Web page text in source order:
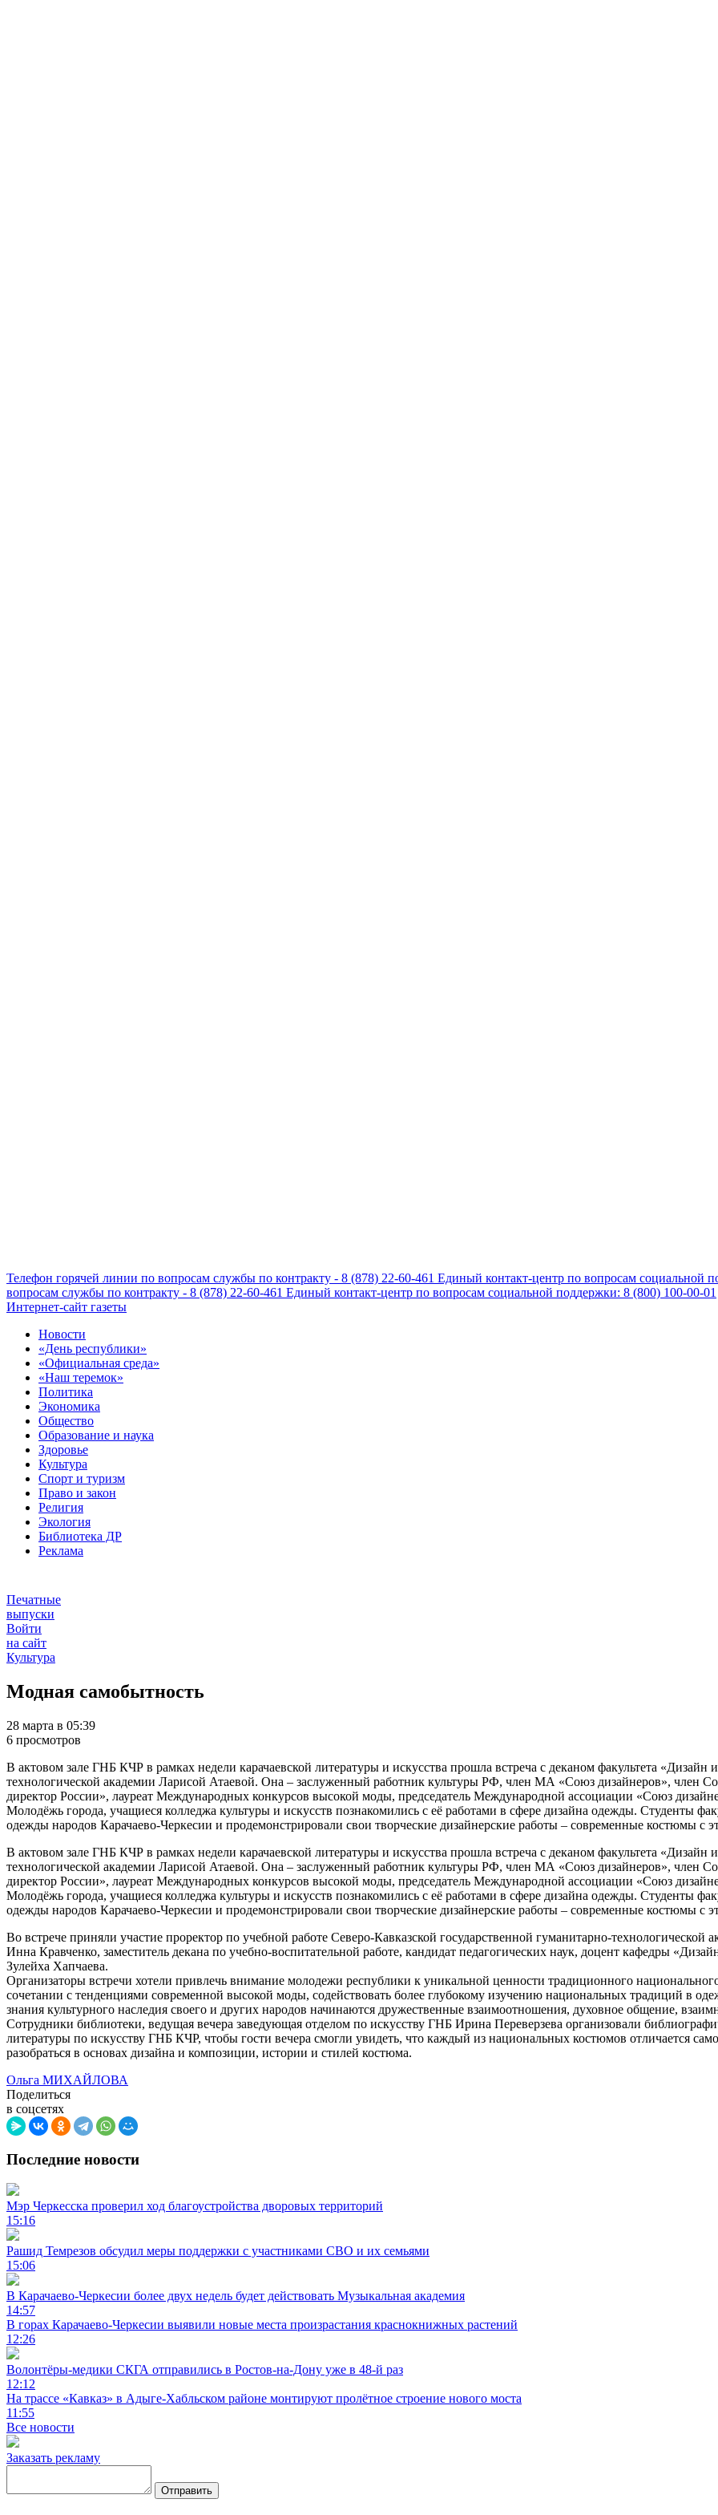
Телефон горячей линии по вопросам службы по контракту - 8 (878) 22-60-461 Единый контакт-центр по вопросам социальной
вопросам службы по контракту - 8 (878) 22-60-461 Единый контакт-центр по вопросам социальной поддержки: 8 (800) 100-00-01
Интернет-сайт газеты
Новости
«День республики»
«Официальная среда»
«Наш теремок»
Политика
Экономика
Общество
Образование и наука
Здоровье
Культура
Спорт и туризм
Право и закон
Религия
Экология
Библиотека ДР
Реклама
Печатные
выпуски
Войти
на сайт
Культура
Модная самобытность
28 марта в 05:39
6 просмотров
В актовом зале ГНБ КЧР в рамках недели карачаевской литературы и искусства прошла встреча с деканом факультета «Дизайн
технологической академии Ларисой Атаевой. Она – заслуженный работник культуры РФ, член МА «Союз дизайнеров», член
директор России», лауреат Международных конкурсов высокой моды, председатель Международной ассоциации «Союз
Молодёжь города, учащиеся колледжа культуры и искусств познакомились с её работами в сфере дизайна одежды. Студенты
одежды народов Карачаево-Черкесии и продемонстрировали свои творческие дизайнерские работы – современные костюмы с
В актовом зале ГНБ КЧР в рамках недели карачаевской литературы и искусства прошла встреча с деканом факультета «Дизайн
технологической академии Ларисой Атаевой. Она – заслуженный работник культуры РФ, член МА «Союз дизайнеров», член
директор России», лауреат Международных конкурсов высокой моды, председатель Международной ассоциации «Союз
Молодёжь города, учащиеся колледжа культуры и искусств познакомились с её работами в сфере дизайна одежды. Студенты
одежды народов Карачаево-Черкесии и продемонстрировали свои творческие дизайнерские работы – современные костюмы с
Во встрече приняли участие проректор по учебной работе Северо-Кавказской государственной гуманитарно-технологической
Инна Кравченко, заместитель декана по учебно-воспитательной работе, кандидат педагогических наук, доцент кафедры
Зулейха Хапчаева.
Организаторы встречи хотели привлечь внимание молодежи республики к уникальной ценности традиционного
сочетании с тенденциями современной высокой моды, содействовать более глубокому изучению национальных традиций в
знания культурного наследия своего и других народов начинаются дружественные взаимоотношения, духовное общение,
Сотрудники библиотеки, ведущая вечера заведующая отделом по искусству ГНБ Ирина Переверзева организовали
литературы по искусству ГНБ КЧР, чтобы гости вечера смогли увидеть, что каждый из национальных костюмов отличается
разобраться в основах дизайна и композиции, истории и стилей костюма.
Ольга МИХАЙЛОВА
Поделиться
в соцсетях
Последние новости
Мэр Черкесска проверил ход благоустройства дворовых территорий
15:16
Рашид Темрезов обсудил меры поддержки с участниками СВО и их семьями
15:06
В Карачаево-Черкесии более двух недель будет действовать Музыкальная академия
14:57
В горах Карачаево-Черкесии выявили новые места произрастания краснокнижных растений
12:26
Волонтёры-медики СКГА отправились в Ростов-на-Дону уже в 48-й раз
12:12
На трассе «Кавказ» в Адыге-Хабльском районе монтируют пролётное строение нового моста
11:55
Все новости
Заказать рекламу
Отправить